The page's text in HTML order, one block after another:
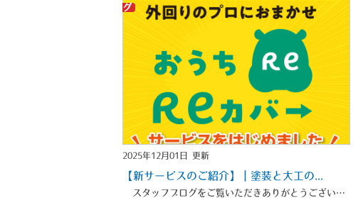
2025年12月01日 更新
【新サービスのご紹介 】｜塗装と大工の...
スタッフブログをご覧いただきありがとうございます
グ